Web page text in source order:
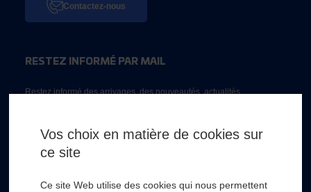
Contactez-nous
RESTEZ INFORMÉ PAR MAIL
Restez informé des arrivages, des nouveautés, actualités...
Vos choix en matière de cookies sur
ce site
Ce site Web utilise des cookies qui nous permettent